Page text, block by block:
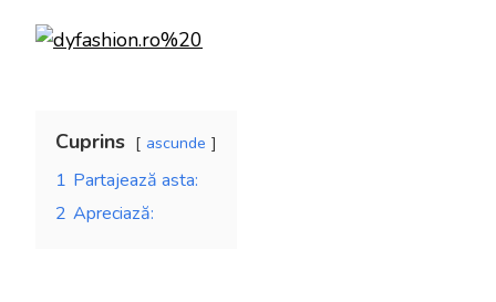
Cuprins ascunde
1 Partajează asta:
2 Apreciază: